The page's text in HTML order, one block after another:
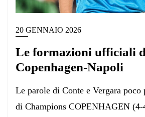
20 GENNAIO 2026
Le formazioni ufficiali
Copenhagen-Napoli
Le parole di Conte e Vergara poco
di Champions COPENHAGEN